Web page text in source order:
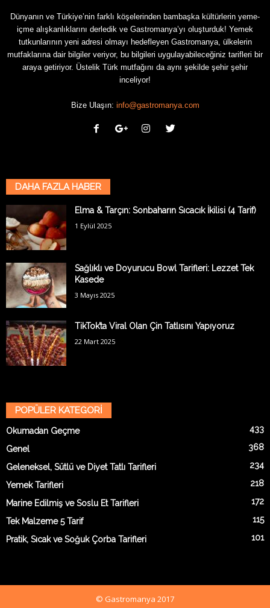
Dünyanın ve Türkiye’nin farklı köşelerinden bambaşka kültürlerin yeme-
içme alışkanlıklarını derledik ve Gastromanya’yı oluşturduk! Yemek
tutkunlarının yeni adresi olmayı hedefleyen Gastromanya, ülkelerin
mutfaklarına dair bilgiler veriyor, bu bilgileri uygulayabileceğiniz tarifleri bir
araya getiriyor. Üstelik Türk mutfağını da aynı şekilde şehir şehir
inceliyor!
Bize Ulaşın: info@gastromanya.com
DAHA FAZLA HABER
Elma & Tarçın: Sonbaharın Sıcacık İkilisi (4 Tarif)
1 Eylül 2025
Sağlıklı ve Doyurucu Bowl Tarifleri: Lezzet Tek
Kasede
3 Mayıs 2025
TikTok’ta Viral Olan Çin Tatlısını Yapıyoruz
22 Mart 2025
POPÜLER KATEGORİ
Okumadan Geçme 433
Genel 368
Geleneksel, Sütlü ve Diyet Tatlı Tarifleri 234
Yemek Tarifleri 218
Marine Edilmiş ve Soslu Et Tarifleri 172
Tek Malzeme 5 Tarif 115
Pratik, Sıcak ve Soğuk Çorba Tarifleri 101
© Gastromanya 2017